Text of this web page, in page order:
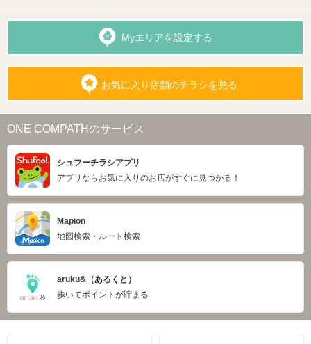
Myエリアを設定する
お気に入り店舗のチラシを見る
ONE COMPATHのサービス
シュフーチラシアプリ
アプリならお気に入りのお店がすぐに見つかる！
Mapion
地図検索・ルート検索
aruku&（あるくと）
歩いてポイントが貯まる